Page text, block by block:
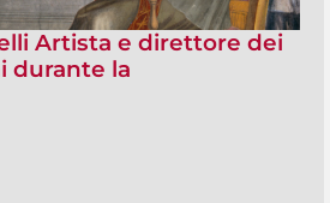
Artista e direttore dei
durante la